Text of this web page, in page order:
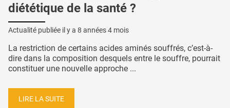
diététique de la santé ?
Actualité publiée il y a 8 années 4 mois
La restriction de certains acides aminés souffrés, c’est-à-
dire dans la composition desquels entre le souffre, pourrait
constituer une nouvelle approche ...
LIRE LA SUITE